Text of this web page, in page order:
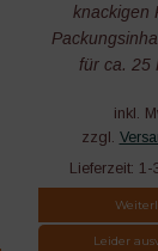
knackigen
für ca. 25
inkl.
zzgl.
Lieferzeit: 1-
Leider